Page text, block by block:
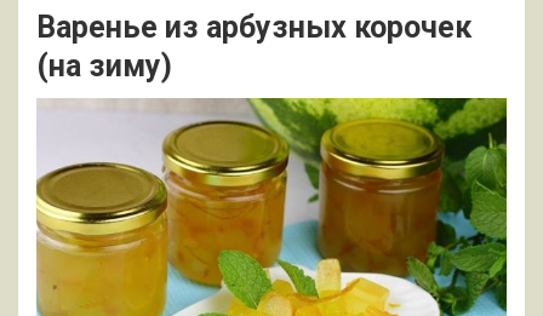
Варенье из арбузных корочек
(на зиму)